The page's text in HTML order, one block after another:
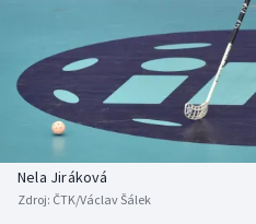
Baseball a softbal
Basketbal
Biatlon
Soutěže
Historické návraty
Aplikace ČT sport
Nela Jiráková
Zdroj: ČTK/Václav Šálek